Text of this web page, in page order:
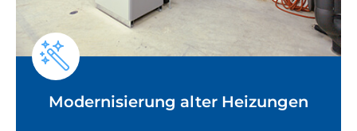
Modernisierung alter Heizungen